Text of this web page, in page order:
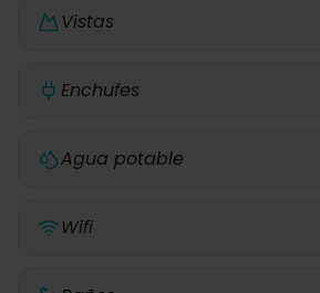
Vistas
Enchufes
Agua potable
Wifi